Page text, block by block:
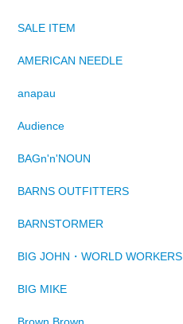
SALE ITEM
AMERICAN NEEDLE
anapau
Audience
BAGn'n'NOUN
BARNS OUTFITTERS
BARNSTORMER
BIG JOHN・WORLD WORKERS
BIG MIKE
Brown Brown